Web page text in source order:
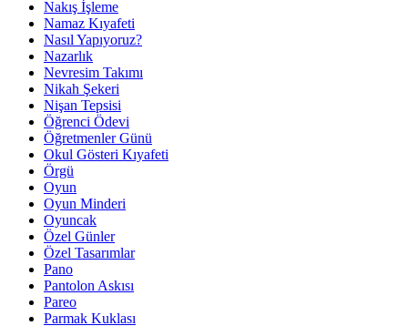
Nakış İşleme
Namaz Kıyafeti
Nasıl Yapıyoruz?
Nazarlık
Nevresim Takımı
Nikah Şekeri
Nişan Tepsisi
Öğrenci Ödevi
Öğretmenler Günü
Okul Gösteri Kıyafeti
Örgü
Oyun
Oyun Minderi
Oyuncak
Özel Günler
Özel Tasarımlar
Pano
Pantolon Askısı
Pareo
Parmak Kuklası